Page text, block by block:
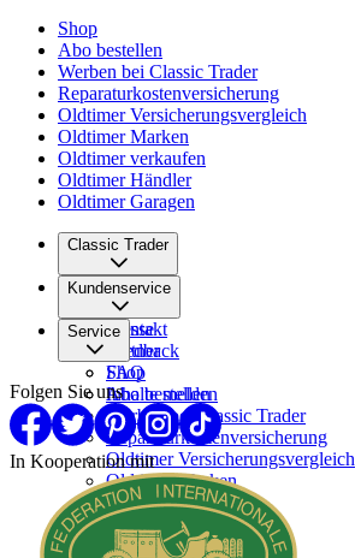
Shop
Abo bestellen
Werben bei Classic Trader
Reparaturkostenversicherung
Oldtimer Versicherungsvergleich
Oldtimer Marken
Oldtimer verkaufen
Oldtimer Händler
Oldtimer Garagen
Classic Trader
Über uns
Karriere
Presse
Partner
Kundenservice
Kontakt
Feedback
FAQ
Inhalte melden
Service
Shop
Abo bestellen
Werben bei Classic Trader
Reparaturkostenversicherung
Oldtimer Versicherungsvergleich
Oldtimer Marken
Oldtimer verkaufen
Oldtimer Händler
Oldtimer Garagen
Folgen Sie uns
In Kooperation mit